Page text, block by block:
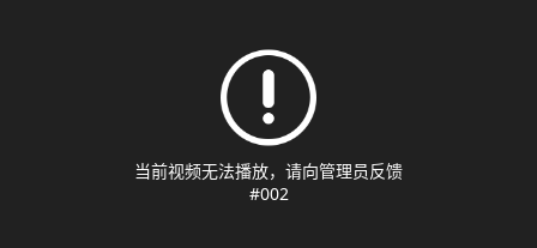
当前视频无法播放，请向管理员反馈
#002